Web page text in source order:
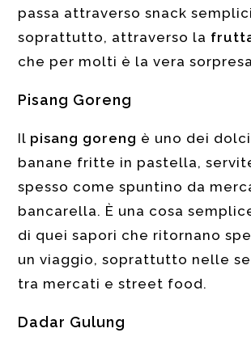
passa attraverso snack
soprattutto, attraverso la
che per molti è la vera
Pisang Goreng
Il pisang goreng è uno dei
banane fritte in pastella,
spesso come spuntino da
bancarella. È una cosa
di quei sapori che ritornano
un viaggio, soprattutto nelle
tra mercati e street food.
Dadar Gulung